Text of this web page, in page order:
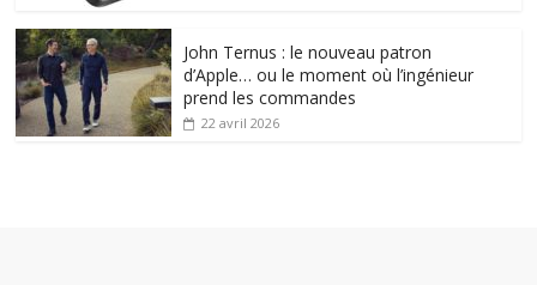
John Ternus : le nouveau patron
d’Apple… ou le moment où l’ingénieur
prend les commandes
22 avril 2026